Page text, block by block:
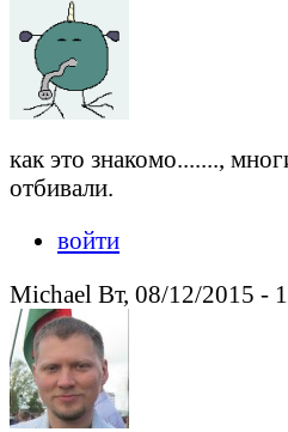
как это знакомо.......,
отбивали.
войти
Michael Вт, 08/12/2015 -